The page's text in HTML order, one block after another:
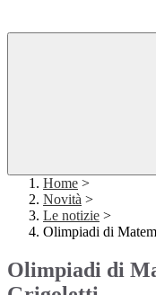
Home >
Novità >
Le notizie >
Olimpiadi di
Olimpiadi di